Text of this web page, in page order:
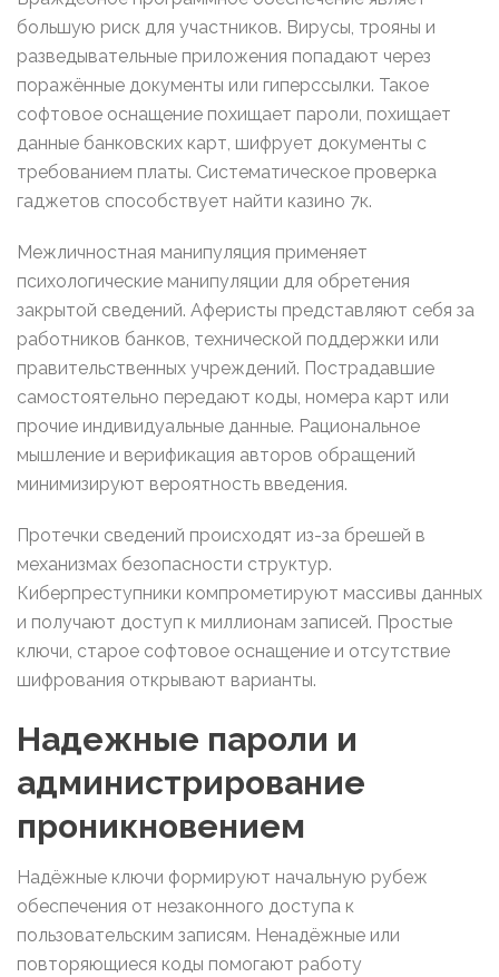
большую риск для участников. Вирусы, трояны и
разведывательные приложения попадают через
поражённые документы или гиперссылки. Такое
софтовое оснащение похищает пароли, похищает
данные банковских карт, шифрует документы с
требованием платы. Систематическое проверка
гаджетов способствует найти казино 7к.
Межличностная манипуляция применяет
психологические манипуляции для обретения
закрытой сведений. Аферисты представляют себя за
работников банков, технической поддержки или
правительственных учреждений. Пострадавшие
самостоятельно передают коды, номера карт или
прочие индивидуальные данные. Рациональное
мышление и верификация авторов обращений
минимизируют вероятность введения.
Протечки сведений происходят из-за брешей в
механизмах безопасности структур.
Киберпреступники компрометируют массивы данных
и получают доступ к миллионам записей. Простые
ключи, старое софтовое оснащение и отсутствие
шифрования открывают варианты.
Надежные пароли и
администрирование
проникновением
Надёжные ключи формируют начальную рубеж
обеспечения от незаконного доступа к
пользовательским записям. Ненадёжные или
повторяющиеся коды помогают работу